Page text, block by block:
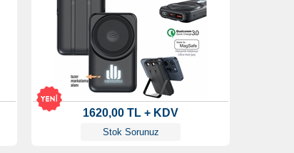
1620,00 TL + KDV
Stok Sorunuz